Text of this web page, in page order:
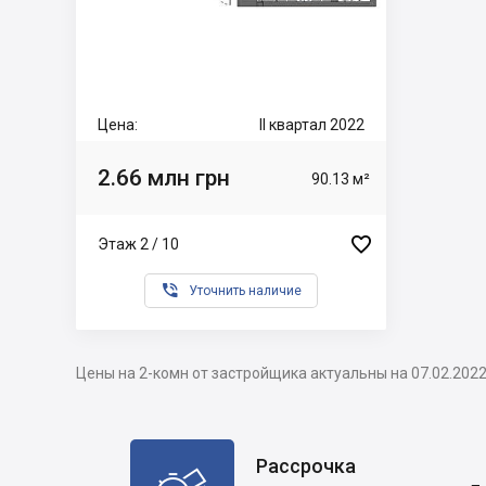
Цена: II квартал 2022
2.66 млн грн 90.13 м²
Этаж 2 / 10 
 Уточнить наличие
Цены на 2-комн от застройщика актуальны на 07.02.2022
Рассрочка